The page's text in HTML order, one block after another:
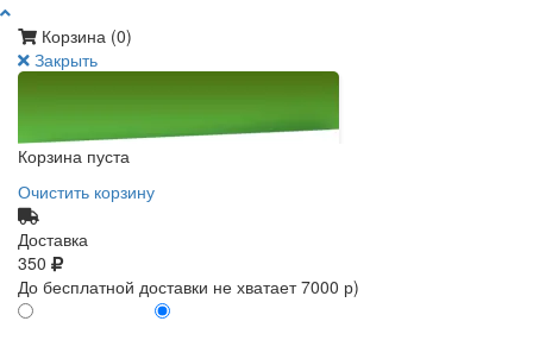
Корзина (0)
Закрыть
Корзина пуста
Очистить корзину
Доставка
350
До бесплатной доставки не хватает 7000 р)